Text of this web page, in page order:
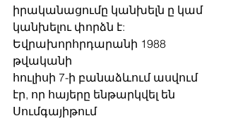
իրականացումը կանխելն ը կամ
կանխելու փորձն է:
Եվրախորհրդարանի 1988
թվականի
հուլիսի 7-ի բանաձևում ասվում
էր, որ հայերը ենթարկվել են
Սումգայիթում